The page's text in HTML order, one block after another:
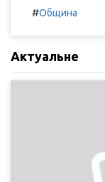
#Община
Актуальне